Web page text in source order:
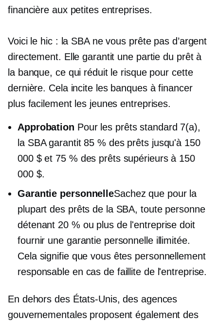
financière aux petites entreprises.
Voici le hic : la SBA ne vous prête pas d’argent
directement. Elle garantit une partie du prêt à
la banque, ce qui réduit le risque pour cette
dernière. Cela incite les banques à financer
plus facilement les jeunes entreprises.
Approbation Pour les prêts standard 7(a),
la SBA garantit 85 % des prêts jusqu'à 150
000 $ et 75 % des prêts supérieurs à 150
000 $.
Garantie personnelleSachez que pour la
plupart des prêts de la SBA, toute personne
détenant 20 % ou plus de l'entreprise doit
fournir une garantie personnelle illimitée.
Cela signifie que vous êtes personnellement
responsable en cas de faillite de l'entreprise.
En dehors des États-Unis, des agences
gouvernementales proposent également des